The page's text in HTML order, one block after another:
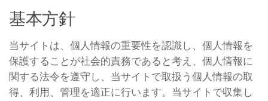
基本方針
当サイトは、個人情報の重要性を認識し、個人情報を
保護することが社会的責務であると考え、個人情報に
関する法令を遵守し、当サイトで取扱う個人情報の取
得、利用、管理を適正に行います。当サイトで収集し